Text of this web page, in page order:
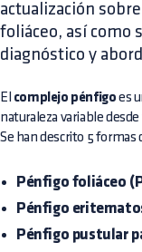
actualización
foliáceo, así como
diagnóstico y
El complejo pénfigo es
naturaleza variable
Se han descrito 5 formas
Pénfigo foliáceo
Pénfigo
Pénfigo pustular